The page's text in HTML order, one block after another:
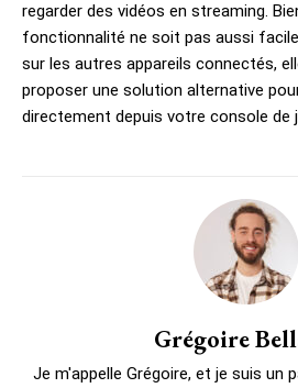
regarder des vidéos en streaming.
fonctionnalité ne soit pas aussi
sur les autres appareils connectés,
proposer une solution alternative
directement depuis votre console de
Grégoire
Je m'appelle Grégoire, et je suis un